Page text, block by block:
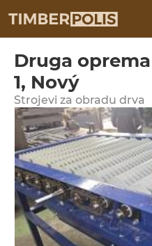
Druga
1, Nový
Strojevi za obradu drva